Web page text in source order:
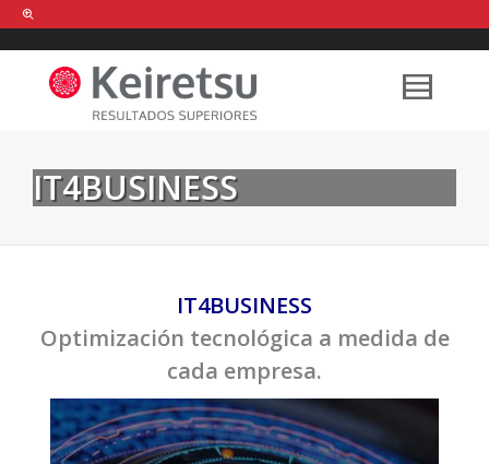
Help me Dante! I'm looking for new
shirts in a size medium
that cost
between £ . Show me all the
IT4BUSINESS
IT4BUSINESS
Optimización tecnológica a medida de
cada empresa.